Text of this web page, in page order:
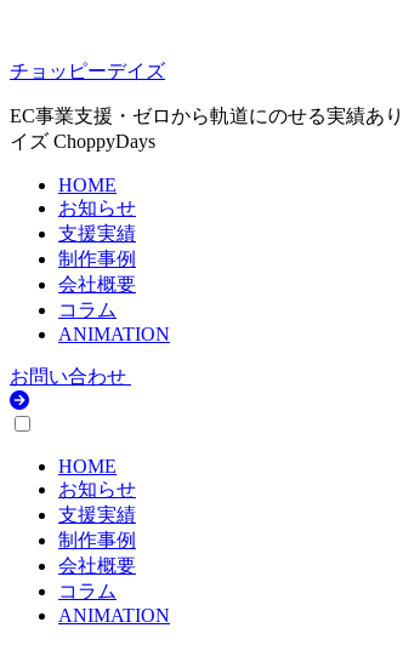
チョッピーデイズ
EC事業支援・ゼロから軌道にのせる実績あ
イズ ChoppyDays
HOME
お知らせ
支援実績
制作事例
会社概要
コラム
ANIMATION
お問い合わせ
HOME
お知らせ
支援実績
制作事例
会社概要
コラム
ANIMATION